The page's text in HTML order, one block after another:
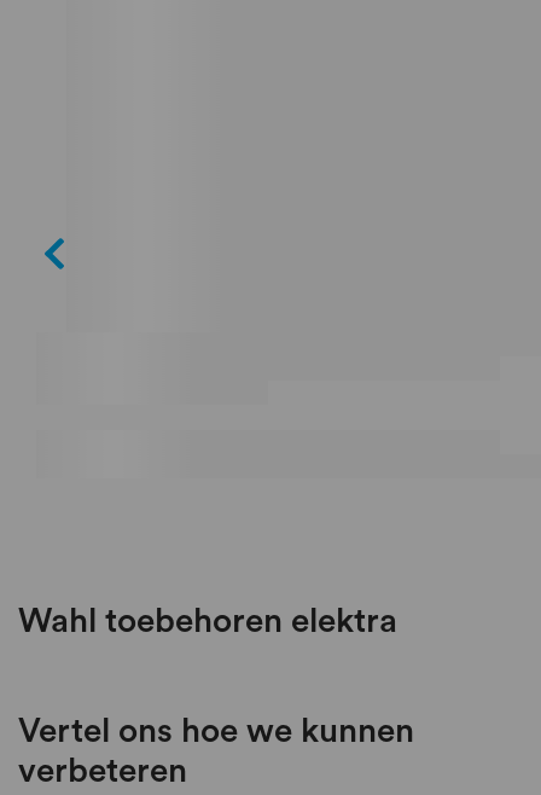
Wahl toebehoren elektra
Vertel ons hoe we kunnen
verbeteren